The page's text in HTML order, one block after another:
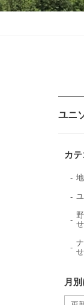
ユニ
カテ
せ
せ
月